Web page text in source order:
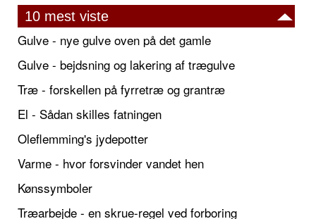
10 mest viste
Gulve - nye gulve oven på det gamle
Gulve - bejdsning og lakering af trægulve
Træ - forskellen på fyrretræ og grantræ
El - Sådan skilles fatningen
Oleflemming's jydepotter
Varme - hvor forsvinder vandet hen
Kønssymboler
Træarbejde - en skrue-regel ved forboring